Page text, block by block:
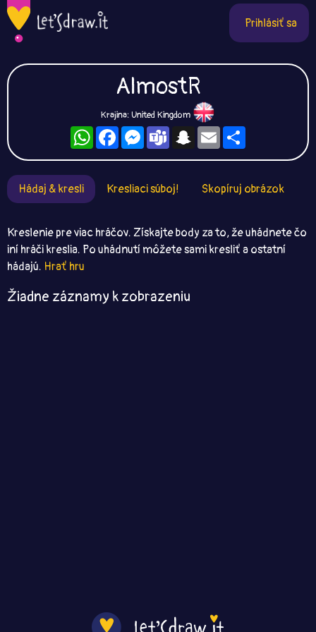
Prihlásiť sa
AlmostR
Krajina: United Kingdom
WhatsAppFacebookMessengerTeamsSnapchat
Email
Hádaj & kresli Kresliaci súboj! Skopíruj obrázok
Kreslenie pre viac hráčov. Získajte body za to, že uhádnete čo
iní hráči kreslia. Po uhádnutí môžete sami kresliť a ostatní
hádajú. Hrať hru
Žiadne záznamy k zobrazeniu